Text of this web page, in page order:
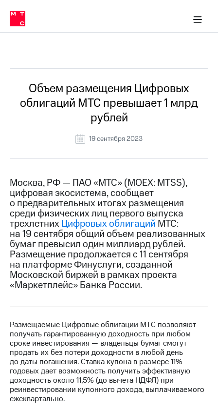
Медиа-центр
и акционерам
Устойчивое развитие
Комплаенс и деловая этика
компании
Карьера
История
компании
информация
Контакты
Медиа-центр
Пресс-
релизы
МТС
о технологиях
Достижения
Интервью
Контакты
Новости
в
регионе
и акционерам
Корпоративное
управление
в МТС
Пресс-
релизы
Объем размещения Цифровых
облигаций МТС превышает 1 млрд
рублей
19 сентября 2023
Москва, РФ — ПАО «МТС» (MOEX: MTSS),
цифровая экосистема, сообщает
о предварительных итогах размещения
среди физических лиц первого выпуска
трехлетних Цифровых облигаций МТС:
на 19 сентября общий объем реализованных
бумаг превысил один миллиард рублей.
Размещение продолжается с 11 сентября
на платформе Финуслуги, созданной
Московской биржей в рамках проекта
«Маркетплейс» Банка России.
Размещаемые Цифровые облигации МТС позволяют
получать гарантированную доходность при любом
сроке инвестирования — владельцы бумаг смогут
продать их без потери доходности в любой день
до даты погашения. Ставка купона в размере 11%
годовых дает возможность получить эффективную
доходность около 11,5% (до вычета НДФЛ) при
реинвестировании купонного дохода, выплачиваемого
ежеквартально.